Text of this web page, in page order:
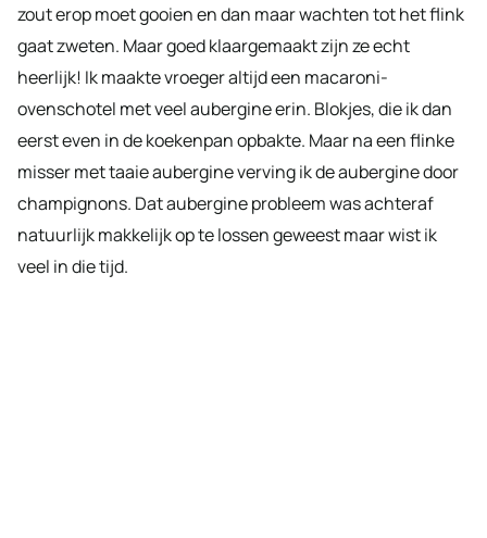
zout erop moet gooien en dan maar wachten tot het flink
gaat zweten. Maar goed klaargemaakt zijn ze echt
heerlijk! Ik maakte vroeger altijd een macaroni-
ovenschotel met veel aubergine erin. Blokjes, die ik dan
eerst even in de koekenpan opbakte. Maar na een flinke
misser met taaie aubergine verving ik de aubergine door
champignons. Dat aubergine probleem was achteraf
natuurlijk makkelijk op te lossen geweest maar wist ik
veel in die tijd.